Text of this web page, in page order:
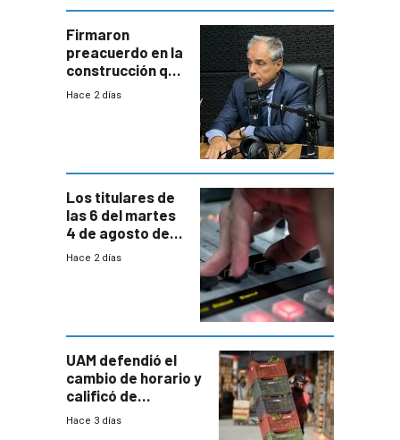
a revisar
proyectos
Firmaron
preacuerdo en la
construcción que
comprende
Hace 2 días
Los titulares de
las 6 del martes
4 de agosto de
2026
Hace 2 días
UAM defendió el
cambio de horario y
calificó de
“desproporcionado”
Hace 3 días